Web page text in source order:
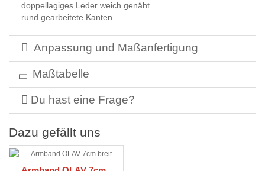
doppellagiges Leder weich genäht
rund gearbeitete Kanten
Anpassung und Maßanfertigung
Maßtabelle
Du hast eine Frage?
Dazu gefällt uns